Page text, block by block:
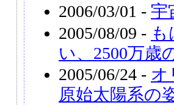
2006/03/01 - 宇
2005/08/09 -
い、2500万歳
2005/06/24 - オ
原始太陽系の